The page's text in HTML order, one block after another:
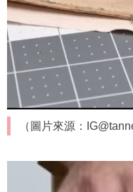
（圖片來源：